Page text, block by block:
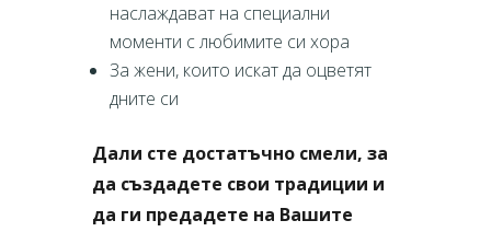
наслаждават на специални
моменти с любимите си хора
За жени, които искат да оцветят
дните си
Дали сте достатъчно смели, за
да създадете свои традиции и
да ги предадете на Вашите